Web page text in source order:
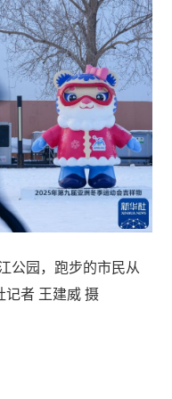
公园，跑步的市民从
记者 王建威 摄